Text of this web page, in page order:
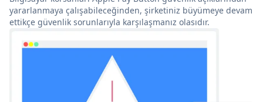
yararlanmaya çalışabileceğinden, şirketiniz büyümeye devam
ettikçe güvenlik sorunlarıyla karşılaşmanız olasıdır.